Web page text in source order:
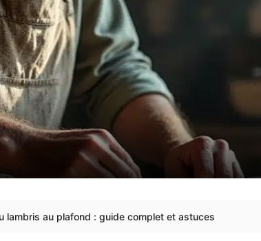
lambris au plafond : guide complet et astuces